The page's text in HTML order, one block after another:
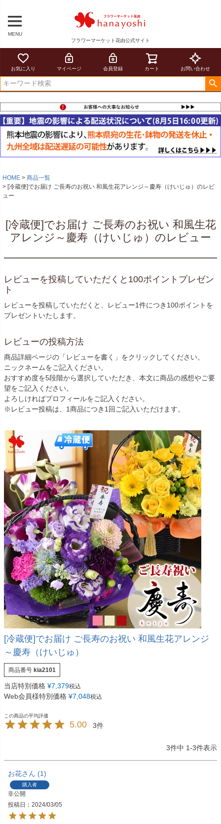
MENU
フラワーマーケット花由公式サイト
お気に入り マイページ 会員登録 カート お問い合わせ
HOME
商品一覧
[冷蔵便]でお届け ご長寿のお祝い 和風生花アレンジ～慶寿（けいじゅ）のレビ
ュー
[冷蔵便]でお届け ご長寿のお祝い 和風生花
アレンジ～慶寿（けいじゅ）のレビュー
レビューを投稿していただくと100ポイントプレゼン
ト
レビューを投稿していただくと、レビュー1件につき100ポイントを
プレゼントいたします。
レビューの投稿方法
商品詳細ページの「レビューを書く」をクリックしてください。
ニックネームをご記入ください。
おすすめ度を5段階から選択していただき、本文に商品の感想やご要
望をご記入ください。
よろしければプロフィールをご記入ください。
※レビュー投稿は、1商品につき1回ご記入いただけます。
[冷蔵便]でお届け ご長寿のお祝い 和風生花アレンジ
～慶寿（けいじゅ）
商品番号 kia2101
当店特別価格 ¥7,379税込
Web会員様特別価格 ¥7,048税込
5.00 3
3件中 1-3件表示
お花 1
購入者
非公開
投稿日
2024/03/05